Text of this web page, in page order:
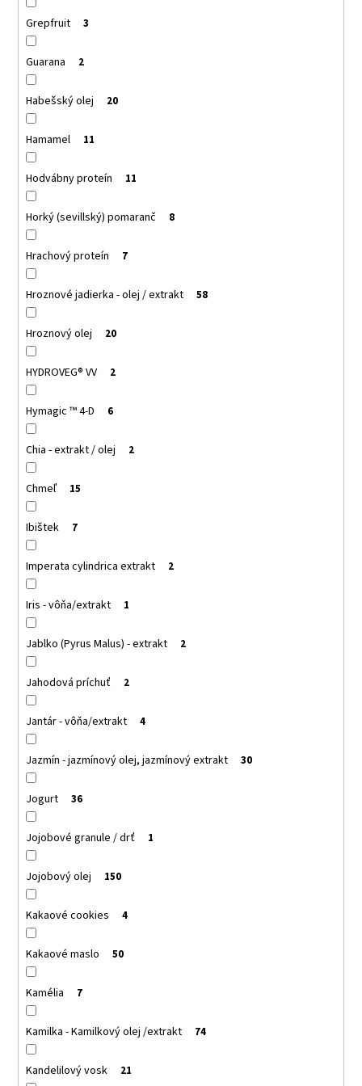
Grepfruit 3
Guarana 2
Habešský olej 20
Hamamel 11
Hodvábny proteín 11
Horký (sevillský) pomaranč 8
Hrachový proteín 7
Hroznové jadierka - olej / extrakt 58
Hroznový olej 20
HYDROVEG® VV 2
Hymagic ™ 4-D 6
Chia - extrakt / olej 2
Chmeľ 15
Ibištek 7
Imperata cylindrica extrakt 2
Iris - vôňa/extrakt 1
Jablko (Pyrus Malus) - extrakt 2
Jahodová príchuť 2
Jantár - vôňa/extrakt 4
Jazmín - jazmínový olej, jazmínový extrakt 30
Jogurt 36
Jojobové granule / drť 1
Jojobový olej 150
Kakaové cookies 4
Kakaové maslo 50
Kamélia 7
Kamilka - Kamilkový olej /extrakt 74
Kandelilový vosk 21